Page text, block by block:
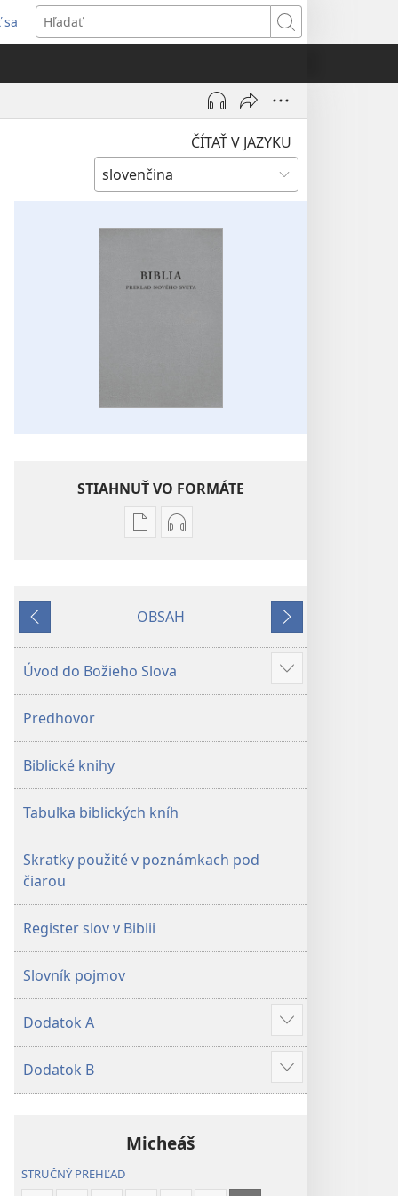
sa
Hľadať
ČÍTAŤ V JAZYKU
STIAHNUŤ VO FORMÁTE
Možnosti
Biblia
Preklad
nového
Možnosti
–
Späť
OBSAH
Ďalej
Úvod do Božieho Slova
Zobraziť
viac
Predhovor
Biblické knihy
Tabuľka biblických kníh
Skratky použité v poznámkach pod
čiarou
Register slov v Biblii
Slovník pojmov
Dodatok A
Zobraziť
viac
Dodatok B
Zobraziť
viac
Micheáš
STRUČNÝ PREHĽAD